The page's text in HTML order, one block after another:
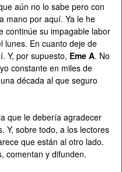
aún no lo sabe pero con
mano por aquí. Ya le he
continúe su impagable labor
lunes. En cuanto deje de
Y, por supuesto, Eme A. No
constante en miles de
década al que seguro
que le debería agradecer
Y, sobre todo, a los lectores
que están al otro lado.
comentan y difunden.